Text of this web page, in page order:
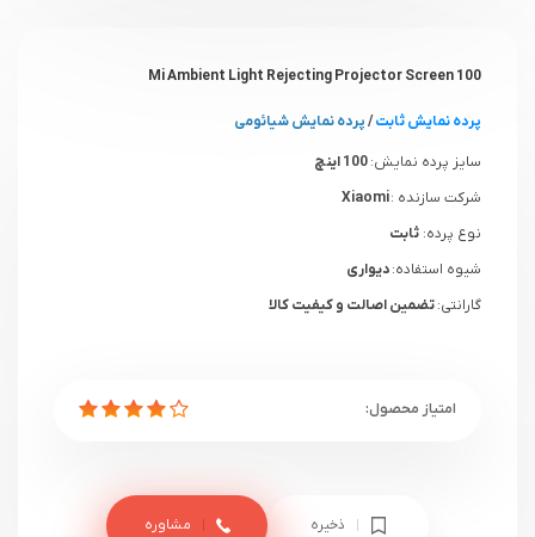
Mi Ambient Light Rejecting Projector Screen 100
پرده نمایش ثابت/پرده نمایش شیائومی
سایز پرده نمایش:
شرکت سازنده :
نوع پرده: ثابت
شیوه استفاده:دیواری
گارانتی:تضمین اصالت و کیفیت کالا
ذخیره مشاوره